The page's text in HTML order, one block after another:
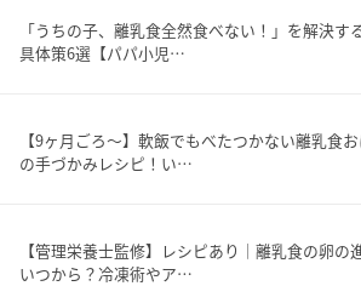
「うちの子、離乳食全然食べない！」を解決す
具体策6選【パパ小児…
【9ヶ月ごろ〜】軟飯でもべたつかない離乳食
の手づかみレシピ！い…
【管理栄養士監修】レシピあり｜離乳食の卵の
いつから？冷凍術やア…